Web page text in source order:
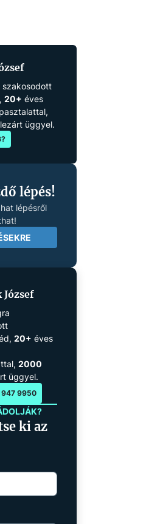
szakosodott
20+ éves
üggyel.
lépés!
lépésről
20+ éves
2000
üggyel.
947 9950
ki az